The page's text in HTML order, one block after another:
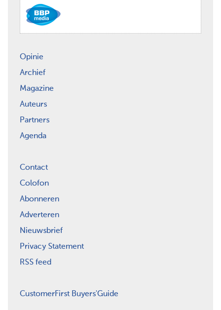
Opinie
Archief
Magazine
Auteurs
Partners
Agenda
Contact
Colofon
Abonneren
Adverteren
Nieuwsbrief
Privacy Statement
RSS feed
CustomerFirst Buyers'Guide